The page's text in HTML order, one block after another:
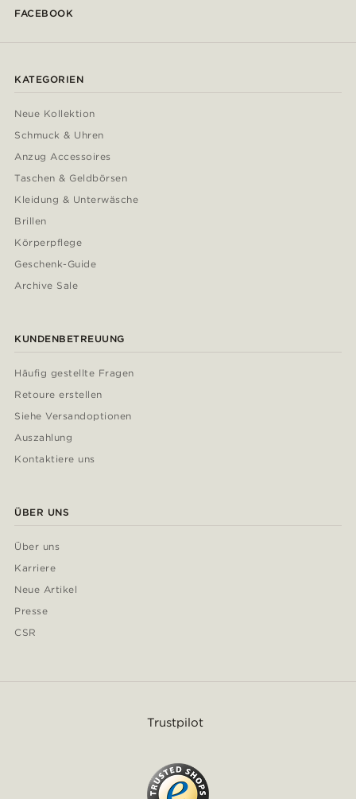
FACEBOOK
KATEGORIEN
Neue Kollektion
Schmuck & Uhren
Anzug Accessoires
Taschen & Geldbörsen
Kleidung & Unterwäsche
Brillen
Körperpflege
Geschenk-Guide
Archive Sale
KUNDENBETREUUNG
Häufig gestellte Fragen
Retoure erstellen
Siehe Versandoptionen
Auszahlung
Kontaktiere uns
ÜBER UNS
Über uns
Karriere
Neue Artikel
Presse
CSR
Trustpilot